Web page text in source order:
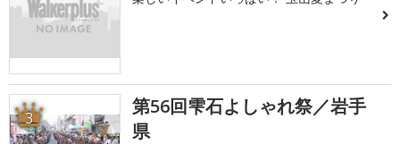
3
第56回雫石よしゃれ祭／岩手
県